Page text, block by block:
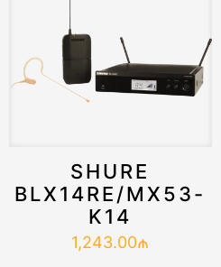
SHURE
BLX14RE/MX53-
K14
1,243.00₼